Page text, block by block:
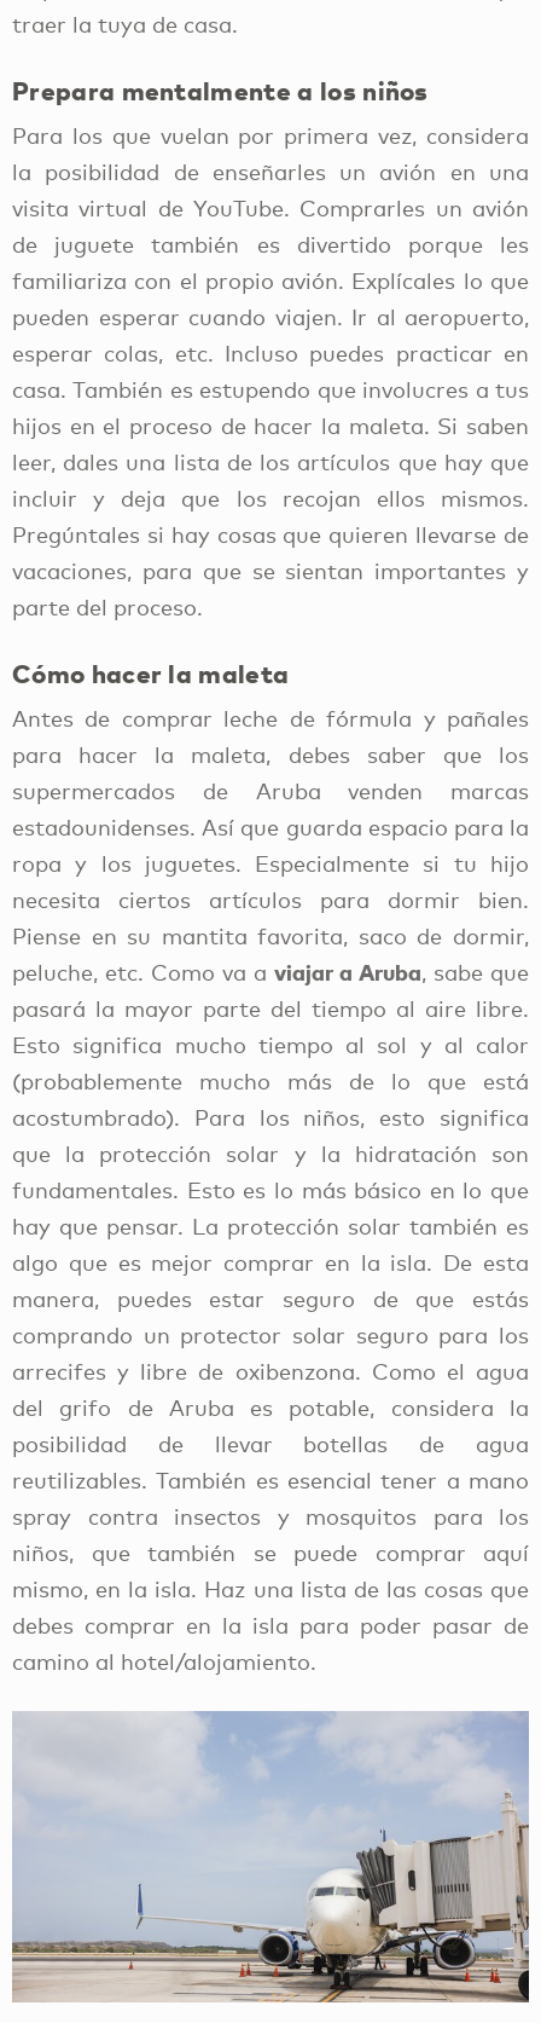
traer la tuya de casa.
Prepara mentalmente a los niños
Para los que vuelan por primera vez, considera
la posibilidad de enseñarles un avión en una
visita virtual de YouTube. Comprarles un avión
de juguete también es divertido porque les
familiariza con el propio avión. Explícales lo que
pueden esperar cuando viajen. Ir al aeropuerto,
esperar colas, etc. Incluso puedes practicar en
casa. También es estupendo que involucres a tus
hijos en el proceso de hacer la maleta. Si saben
leer, dales una lista de los artículos que hay que
incluir y deja que los recojan ellos mismos.
Pregúntales si hay cosas que quieren llevarse de
vacaciones, para que se sientan importantes y
parte del proceso.
Cómo hacer la maleta
Antes de comprar leche de fórmula y pañales
para hacer la maleta, debes saber que los
supermercados de Aruba venden marcas
estadounidenses. Así que guarda espacio para la
ropa y los juguetes. Especialmente si tu hijo
necesita ciertos artículos para dormir bien.
Piense en su mantita favorita, saco de dormir,
peluche, etc. Como va a viajar a Aruba, sabe que
pasará la mayor parte del tiempo al aire libre.
Esto significa mucho tiempo al sol y al calor
(probablemente mucho más de lo que está
acostumbrado). Para los niños, esto significa
que la protección solar y la hidratación son
fundamentales. Esto es lo más básico en lo que
hay que pensar. La protección solar también es
algo que es mejor comprar en la isla. De esta
manera, puedes estar seguro de que estás
comprando un protector solar seguro para los
arrecifes y libre de oxibenzona. Como el agua
del grifo de Aruba es potable, considera la
posibilidad de llevar botellas de agua
reutilizables. También es esencial tener a mano
spray contra insectos y mosquitos para los
niños, que también se puede comprar aquí
mismo, en la isla. Haz una lista de las cosas que
debes comprar en la isla para poder pasar de
camino al hotel/alojamiento.